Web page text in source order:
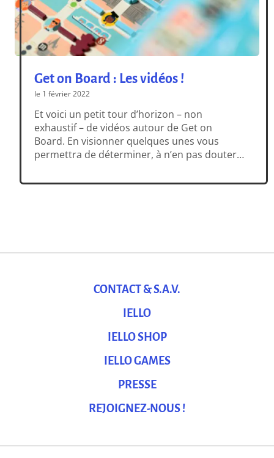
Get on Board : Les vidéos !
le 1 février 2022
Et voici un petit tour d’horizon – non
exhaustif – de vidéos autour de Get on
Board. En visionner quelques unes vous
permettra de déterminer, à n’en pas douter,
CONTACT & S.A.V.
IELLO
IELLO SHOP
IELLO GAMES
PRESSE
REJOIGNEZ-NOUS !